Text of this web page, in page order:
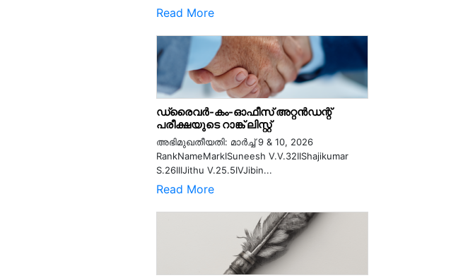
Read More
ഡ്രൈവർ-കം-ഓഫീസ് അറ്റൻഡന്റ്
പരീക്ഷയുടെ റാങ്ക് ലിസ്റ്റ്
അഭിമുഖതീയതി: മാർച്ച് 9 & 10, 2026
RankNameMarkISuneesh V.V.32IIShajikumar
S.26IIIJithu V.25.5IVJibin...
Read More